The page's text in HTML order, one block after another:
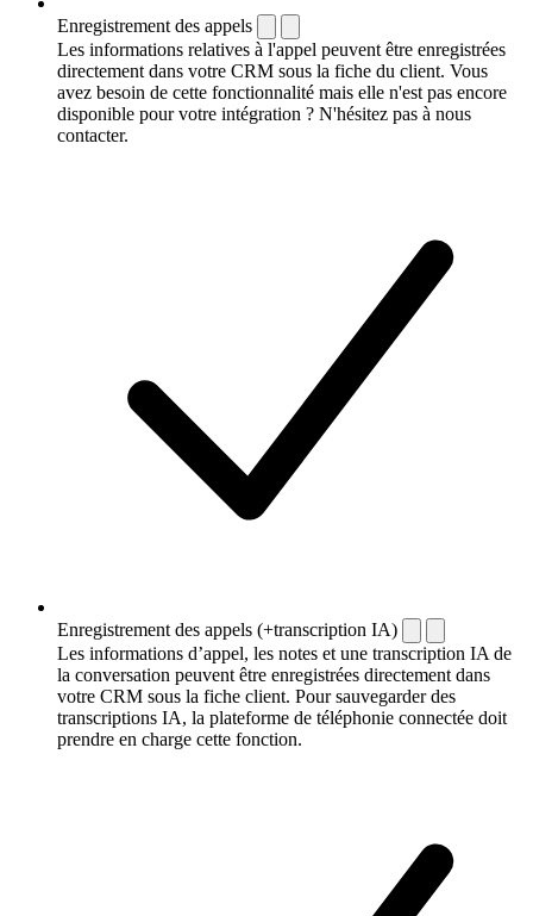
Enregistrement des appels
Les informations relatives à l'appel peuvent être enregistrées
directement dans votre CRM sous la fiche du client. Vous
avez besoin de cette fonctionnalité mais elle n'est pas encore
disponible pour votre intégration ? N'hésitez pas à nous
contacter.
Enregistrement des appels (+transcription IA)
Les informations d’appel, les notes et une transcription IA de
la conversation peuvent être enregistrées directement dans
votre CRM sous la fiche client. Pour sauvegarder des
transcriptions IA, la plateforme de téléphonie connectée doit
prendre en charge cette fonction.